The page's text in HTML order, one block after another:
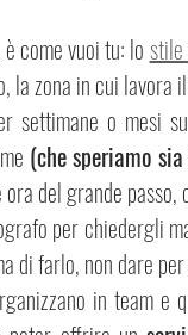
come vuoi tu: lo
la zona in cui lavora
settimane o mesi
(che speriamo
del grande passo,
per chiedergli
di farlo, non dare
in team e